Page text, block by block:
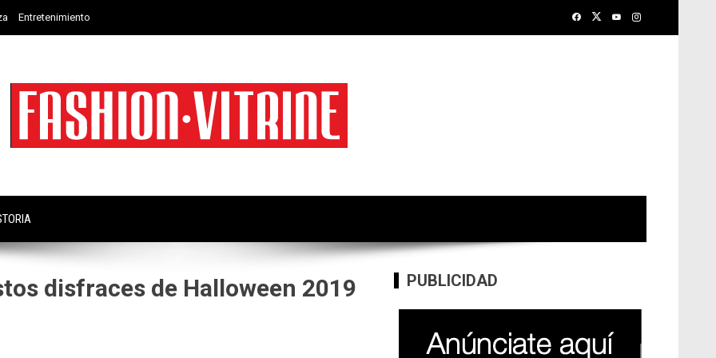
Entretenimiento
disfraces de Halloween 2019 PUBLICIDAD